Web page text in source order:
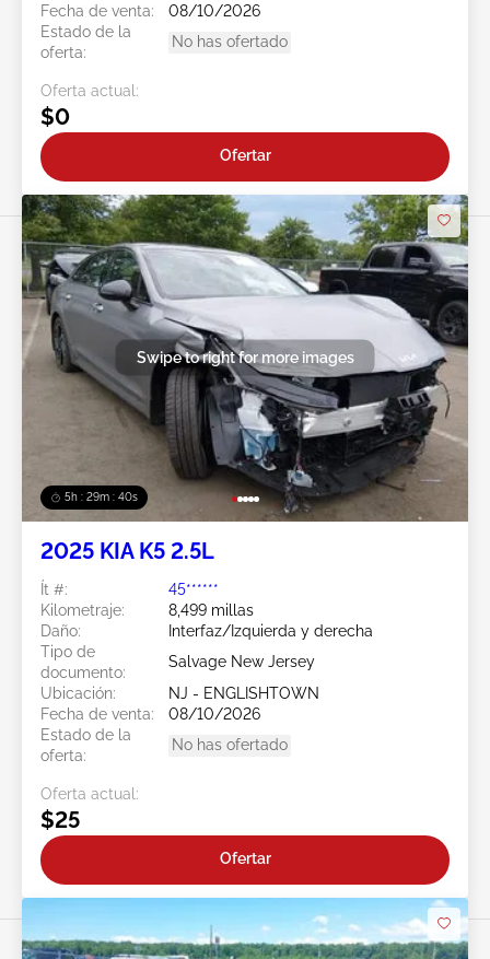
Fecha de venta:
08/10/2026
Estado de la
oferta:
No has ofertado
Oferta actual:
$0
Ofertar
5h : 29m : 37s
Swipe to right for more images
2025 KIA K5 2.5L
Ít #:
45******
Kilometraje:
8,499 millas
Daño:
Interfaz/Izquierda y derecha
Tipo de
documento:
Salvage New Jersey
Ubicación:
NJ - ENGLISHTOWN
Fecha de venta:
08/10/2026
Estado de la
oferta:
No has ofertado
Oferta actual:
$25
Ofertar